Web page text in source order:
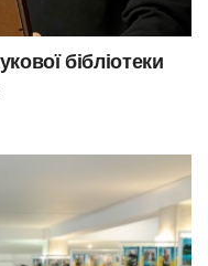
бібліотеки